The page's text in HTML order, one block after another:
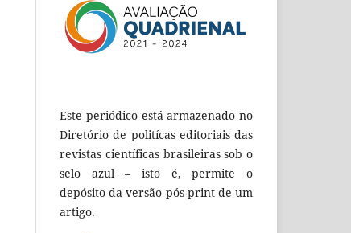
Este periódico está armazenado no
Diretório de politícas editoriais das
revistas científicas brasileiras sob o
selo azul – isto é, permite o
depósito da versão pós-print de um
artigo.